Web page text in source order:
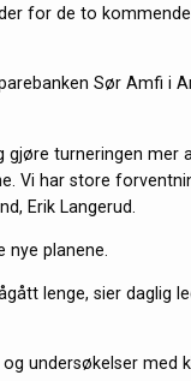
for de to
Sør Amfi i
gjøre turneringen mer
Vi har store
Erik Langerud.
planene.
lenge, sier daglig
undersøkelser med